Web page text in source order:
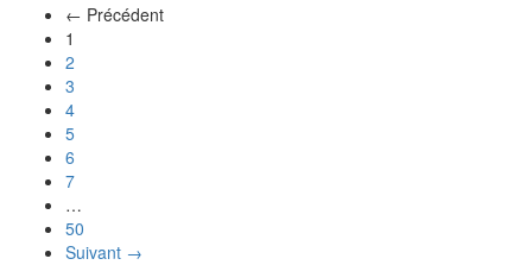
← Précédent
1
2
3
4
5
6
7
…
50
Suivant →